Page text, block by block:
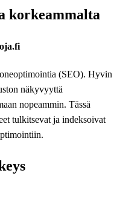
korkeammalta
(SEO). Hyvin
näkyvyyttä
nopeammin. Tässä
tulkitsevat ja indeksoivat